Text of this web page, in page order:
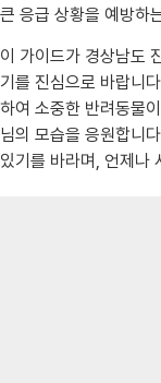
큰 응급 상황을 예방하
이 가이드가 경상남도
기를 진심으로 바랍니
하여 소중한 반려동물
님의 모습을 응원합니
있기를 바라며, 언제나